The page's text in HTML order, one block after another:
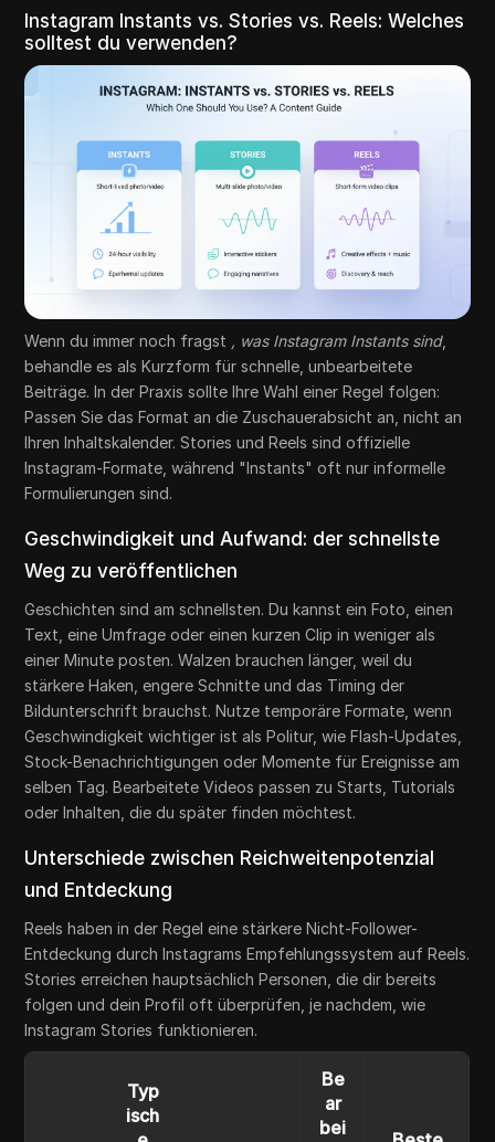
Instagram Instants vs. Stories vs. Reels: Welches
solltest du verwenden?
Wenn du immer noch fragst , was Instagram Instants sind,
behandle es als Kurzform für schnelle, unbearbeitete
Beiträge. In der Praxis sollte Ihre Wahl einer Regel folgen:
Passen Sie das Format an die Zuschauerabsicht an, nicht an
Ihren Inhaltskalender. Stories und Reels sind offizielle
Instagram-Formate, während "Instants" oft nur informelle
Formulierungen sind.
Geschwindigkeit und Aufwand: der schnellste
Weg zu veröffentlichen
Geschichten sind am schnellsten. Du kannst ein Foto, einen
Text, eine Umfrage oder einen kurzen Clip in weniger als
einer Minute posten. Walzen brauchen länger, weil du
stärkere Haken, engere Schnitte und das Timing der
Bildunterschrift brauchst. Nutze temporäre Formate, wenn
Geschwindigkeit wichtiger ist als Politur, wie Flash-Updates,
Stock-Benachrichtigungen oder Momente für Ereignisse am
selben Tag. Bearbeitete Videos passen zu Starts, Tutorials
oder Inhalten, die du später finden möchtest.
Unterschiede zwischen Reichweitenpotenzial
und Entdeckung
Reels haben in der Regel eine stärkere Nicht-Follower-
Entdeckung durch Instagrams Empfehlungssystem auf Reels.
Stories erreichen hauptsächlich Personen, die dir bereits
folgen und dein Profil oft überprüfen, je nachdem, wie
Instagram Stories funktionieren.
Typ
isch
Be
ar
bei